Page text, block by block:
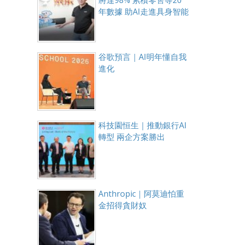
年數據 助AI走進具身智能
谷歌預言｜AI明年懂自我
進化
科技園恒生｜推動銀行AI
轉型 兩企方案勝出
Anthropic｜阿莫迪怕重
金招得貪財奴